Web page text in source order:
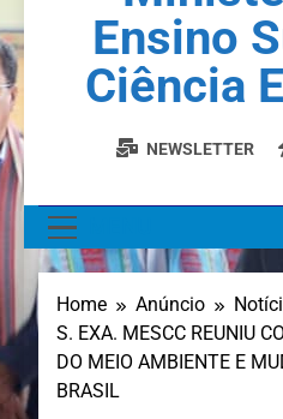
Ensino
Ciência
NEWSLETTER
Home Anúncio
S. EXA. MESCC REUNIU
DO MEIO AMBIENTE E
BRASIL